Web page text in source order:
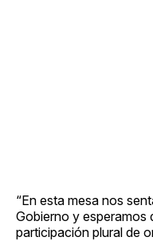
“En esta mesa nos
Gobierno y esperamos
participación plural de